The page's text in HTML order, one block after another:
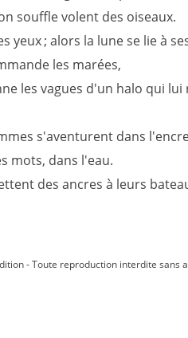
souffle volent des oiseaux.
yeux ; alors la lune se lie à
les marées,
les vagues d'un halo qui lui
s'aventurent dans
mots, dans l'eau.
des ancres à leurs
- Toute reproduction interdite sans